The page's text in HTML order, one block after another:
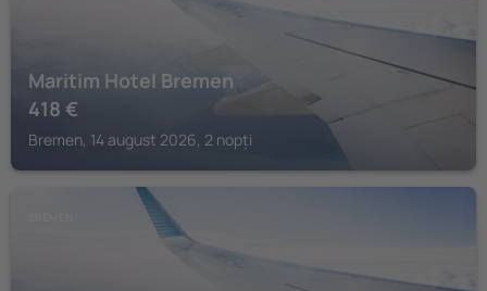
Maritim Hotel Bremen
418 €
Bremen, 14 august 2026, 2 nopți